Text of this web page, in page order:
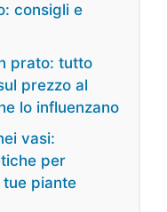
consigli e
prato: tutto
prezzo al
lo influenzano
vasi:
per
piante